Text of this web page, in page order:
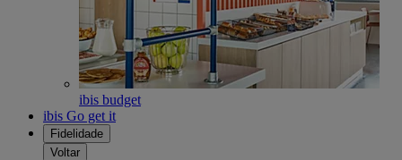
ibis budget
ibis Go get it
Fidelidade
Voltar